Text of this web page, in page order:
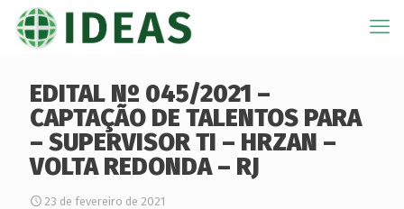
EDITAL Nº 045/2021 –
CAPTAÇÃO DE TALENTOS PARA
– SUPERVISOR TI – HRZAN –
VOLTA REDONDA – RJ
23 de fevereiro de 2021